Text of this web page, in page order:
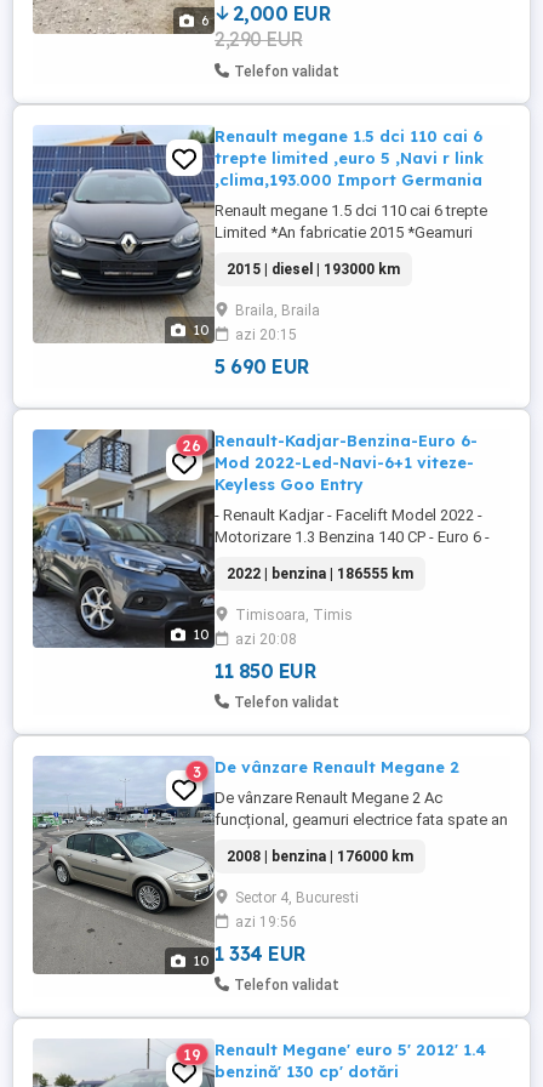
6
poluare: Euro 5 Tara de ...
2,000 EUR
2,290 EUR
Telefon validat
10
Renault megane 1.5 dci 110 cai 6
trepte limited ,euro 5 ,Navi r link
,clima,193.000 Import Germania
Renault megane 1.5 dci 110 cai 6 trepte
Limited *An fabricatie 2015 *Geamuri
*Jante mg pe 16 *Lini assit (tine banda)
*Computer bord *Navigatie color R link
(Harta Ro) *Pilot automat *Volan piele cu
comenzi *Proiectoare ceata *Senzori
pacare spate afisaj ...
2015 | diesel | 193000 km
Braila, Braila
azi 20:15
5 690 EUR
10
26
Renault-Kadjar-Benzina-Euro 6-
Mod 2022-Led-Navi-6+1 viteze-
Keyless Goo Entry
- Renault Kadjar - Facelift Model 2022 -
Motorizare 1.3 Benzina 140 CP - Euro 6 -
- Lane Assist - Buton ECO - Carlig tractare
demontabil - Geamuri ionizate de fabrica -
Sistem Start Stop la semafor - 6+1 viteze
- Jante Originale cu anvelope ...
2022 | benzina | 186555 km
Timisoara, Timis
azi 20:08
11 850 EUR
Telefon validat
10
3 De vânzare Renault Megane 2
De vânzare Renault Megane 2 Ac
funcțional, geamuri electrice fata spate an
locului.
2008 | benzina | 176000 km
Sector 4, Bucuresti
azi 19:56
1 334 EUR
Telefon validat
19
Renault Megane' euro 5' 2012' 1.4
benzină' 130 cp' dotări